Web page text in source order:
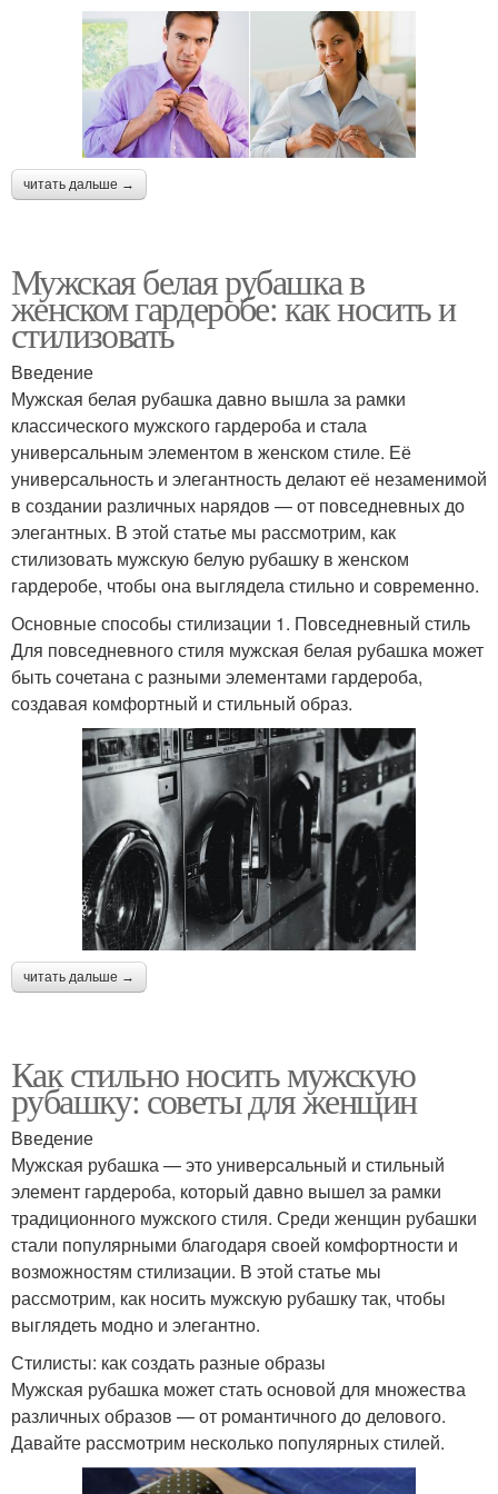
читать дальше →
Мужская белая рубашка в
женском гардеробе: как носить и
стилизовать
Введение
Мужская белая рубашка давно вышла за рамки
классического мужского гардероба и стала
универсальным элементом в женском стиле. Её
универсальность и элегантность делают её незаменимой
в создании различных нарядов — от повседневных до
элегантных. В этой статье мы рассмотрим, как
стилизовать мужскую белую рубашку в женском
гардеробе, чтобы она выглядела стильно и современно.
Основные способы стилизации 1. Повседневный стиль
Для повседневного стиля мужская белая рубашка может
быть сочетана с разными элементами гардероба,
создавая комфортный и стильный образ.
читать дальше →
Как стильно носить мужскую
рубашку: советы для женщин
Введение
Мужская рубашка — это универсальный и стильный
элемент гардероба, который давно вышел за рамки
традиционного мужского стиля. Среди женщин рубашки
стали популярными благодаря своей комфортности и
возможностям стилизации. В этой статье мы
рассмотрим, как носить мужскую рубашку так, чтобы
выглядеть модно и элегантно.
Стилисты: как создать разные образы
Мужская рубашка может стать основой для множества
различных образов — от романтичного до делового.
Давайте рассмотрим несколько популярных стилей.